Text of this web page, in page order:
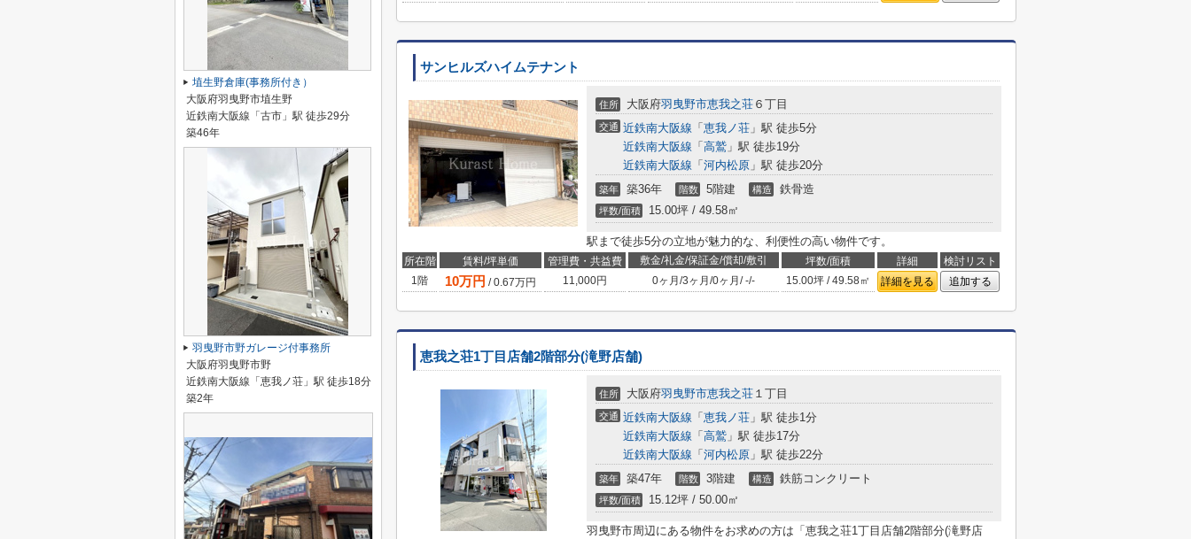
サンヒルズハイムテナント
住所 大阪府羽曳野市恵我之荘 ６丁目
交通 近鉄南大阪線 「 恵我ノ荘 」駅 徒歩5分
近鉄南大阪線 「 高鷲 」駅 徒歩19分
近鉄南大阪線 「 河内松原 」駅 徒歩20分
築年 築36年 階数 5階建 構造 鉄骨造
坪数/面積 15.00坪 / 49.58㎡
駅まで徒歩5分の立地が魅力的な、利便性の高い物件です。
所在階 賃料/坪単価 管理費・共益費 敷金/礼金/保証金/償却/敷引 坪数/面積 詳細
検討リスト
1階
10万円 /0.67万円 11,000円 0ヶ月 /3ヶ月 /0ヶ月 /-/- 15.00坪 / 49.58㎡ 詳細を見る 追加する
恵我之荘1丁目店舗2階部分(滝野店舗)
住所 大阪府羽曳野市恵我之荘 １丁目
交通 近鉄南大阪線 「 恵我ノ荘 」駅 徒歩1分
近鉄南大阪線 「 高鷲 」駅 徒歩17分
近鉄南大阪線 「 河内松原 」駅 徒歩22分
築年 築47年 階数 3階建 構造 鉄筋コンクリート
坪数/面積 15.12坪 / 50.00㎡
羽曳野市周辺にある物件をお求めの方は「恵我之荘1丁目店舗2階部分(滝野店
埴生野倉庫(事務所付き）
大阪府羽曳野市埴生野
近鉄南大阪線「古市」駅 徒歩29分
築46年
羽曳野市野ガレージ付事務所
大阪府羽曳野市野
近鉄南大阪線「恵我ノ荘」駅 徒歩18分
築2年